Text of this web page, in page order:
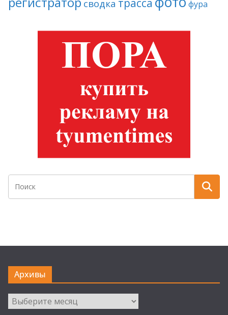
сводка трасса фура
Архивы
Архивы